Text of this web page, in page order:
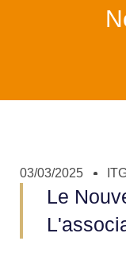
03/03/2025
Le